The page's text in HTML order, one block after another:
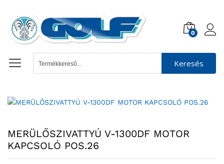
0
Keresés
MERÜLŐSZIVATTYÚ V-1300DF MOTOR
KAPCSOLÓ POS.26